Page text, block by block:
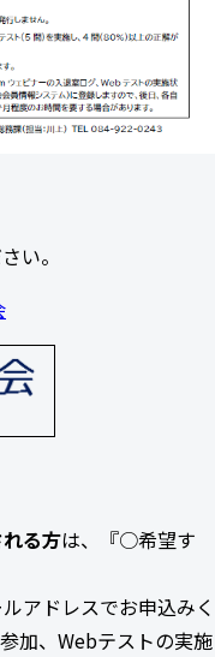
い。
る方は、『○希望す
アドレスでお申込みく
加、Webテストの実施